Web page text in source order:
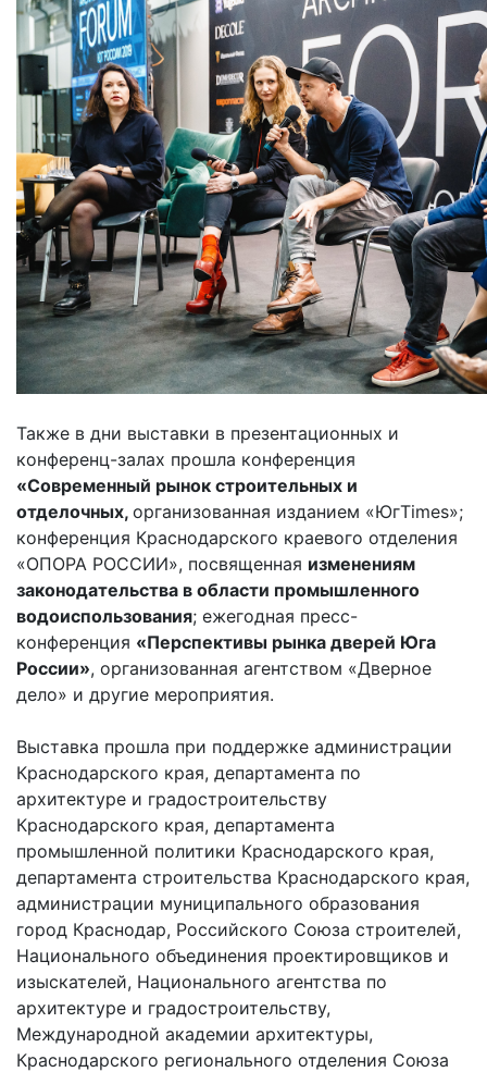
Также в дни выставки в презентационных и
конференц-залах прошла конференция
«Современный рынок строительных и
отделочных, организованная изданием «ЮгTimes»;
конференция Краснодарского краевого отделения
«ОПОРА РОССИИ», посвященная изменениям
законодательства в области промышленного
водоиспользования; ежегодная пресс-
конференция «Перспективы рынка дверей Юга
России», организованная агентством «Дверное
дело» и другие мероприятия.
Выставка прошла при поддержке администрации
Краснодарского края, департамента по
архитектуре и градостроительству
Краснодарского края, департамента
промышленной политики Краснодарского края,
департамента строительства Краснодарского края,
администрации муниципального образования
город Краснодар, Российского Союза строителей,
Национального объединения проектировщиков и
изыскателей, Национального агентства по
архитектуре и градостроительству,
Международной академии архитектуры,
Краснодарского регионального отделения Союза